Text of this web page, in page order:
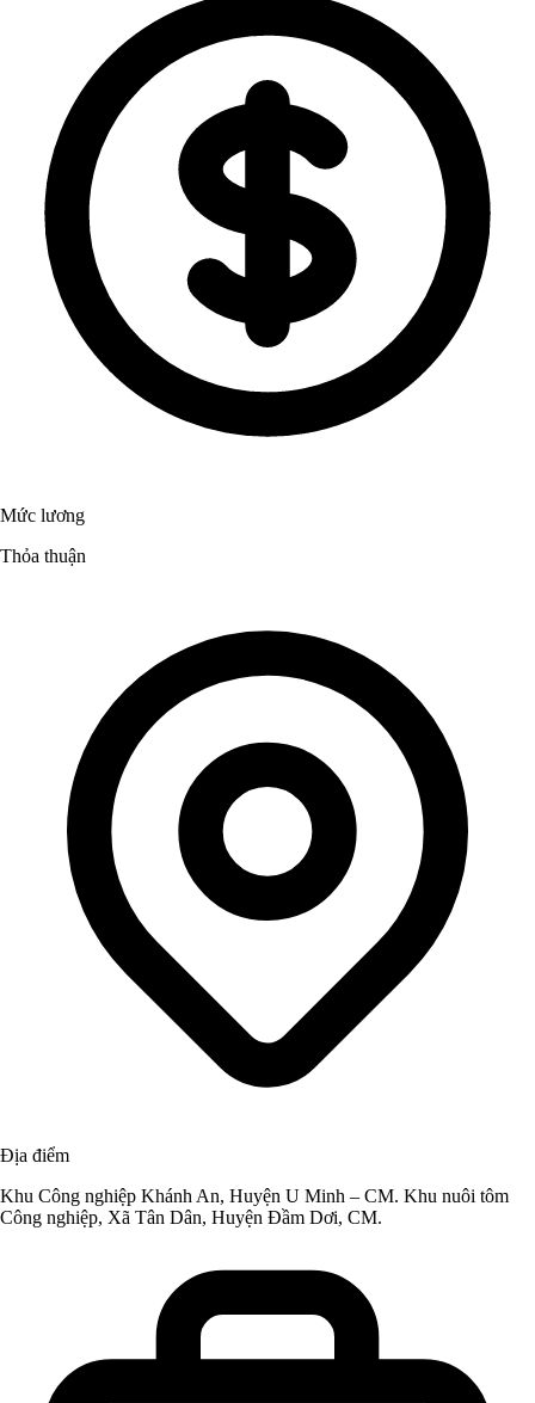
Mức lương
Thỏa thuận
Địa điểm
Khu Công nghiệp Khánh An, Huyện U Minh – CM. Khu nuôi tôm
Công nghiệp, Xã Tân Dân, Huyện Đầm Dơi, CM.